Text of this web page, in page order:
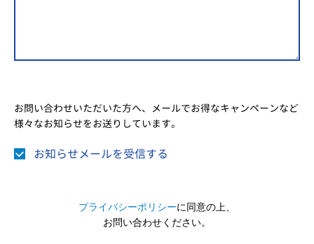
お問い合わせいただいた方へ、メールでお得なキャンペーンなど
様々なお知らせをお送りしています。
お知らせメールを受信する
プライバシーポリシーに同意の上、
お問い合わせください。